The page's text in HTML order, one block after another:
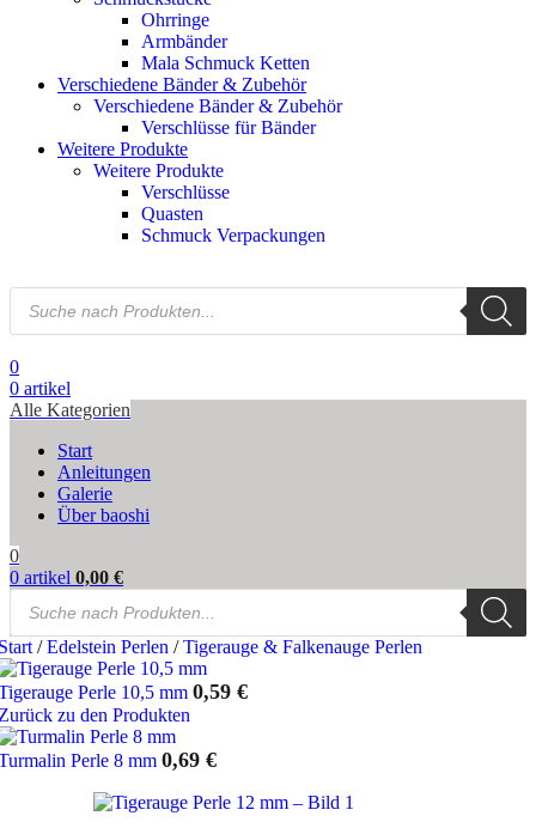
Ohrringe
Armbänder
Mala Schmuck Ketten
Verschiedene Bänder & Zubehör
Verschiedene Bänder & Zubehör
Verschlüsse für Bänder
Weitere Produkte
Weitere Produkte
Verschlüsse
Quasten
Schmuck Verpackungen
Products
search
0
0 artikel
Alle Kategorien
Start
Anleitungen
Galerie
Über baoshi
0
0 artikel 0,00 €
Products
search
/ Edelstein Perlen / Tigerauge & Falkenauge Perlen
Perle 10,5 mm 0,59 €
zu den Produkten
Perle 8 mm 0,69 €